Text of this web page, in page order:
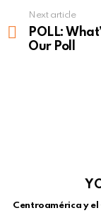
Next article
POLL:
Our Poll
Centroamérica y el